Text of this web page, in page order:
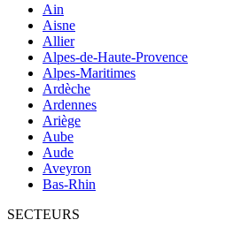
Ain
Aisne
Allier
Alpes-de-Haute-Provence
Alpes-Maritimes
Ardèche
Ardennes
Ariège
Aube
Aude
Aveyron
Bas-Rhin
SECTEURS